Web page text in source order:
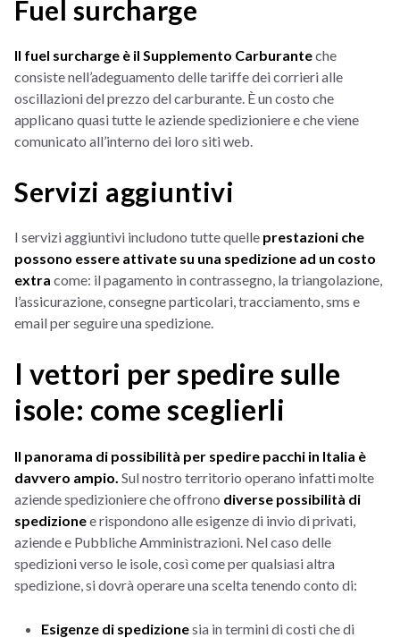
Fuel surcharge
Il fuel surcharge è il Supplemento Carburanteche
consiste nell’adeguamento delle tariffe dei corrieri alle
oscillazioni del prezzo del carburante. È un costo che
applicano quasi tutte le aziende spedizioniere e che viene
comunicato all’interno dei loro siti web.
Servizi aggiuntivi
I servizi aggiuntivi includono tutte quelle prestazioni che
possono essere attivate su una spedizione ad un costo
extra come: il pagamento in contrassegno, la triangolazione,
l’assicurazione, consegne particolari, tracciamento, sms e
email per seguire una spedizione.
I vettori per spedire sulle
isole: come sceglierli
Il panorama di possibilità per spedire pacchi in Italia è
davvero ampio. Sul nostro territorio operano infatti molte
aziende spedizioniere che offrono diverse possibilità di
spedizionee rispondono alle esigenze di invio di privati,
aziende e Pubbliche Amministrazioni. Nel caso delle
spedizioni verso le isole, così come per qualsiasi altra
spedizione, si dovrà operare una scelta tenendo conto di:
Esigenze di spedizionesia in termini di costi che di